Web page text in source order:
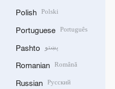
Polish Polski
Portuguese Português
Pashto پښتو
Romanian Română
Russian Русский